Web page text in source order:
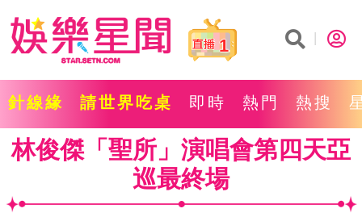
1
針線緣 請世界吃桌 即時 熱門 熱搜
林俊傑「聖所」演唱會第四天亞
巡最終場